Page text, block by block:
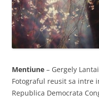
Mentiune – Gergely
Fotograful reusit sa intre
Republica Democrata